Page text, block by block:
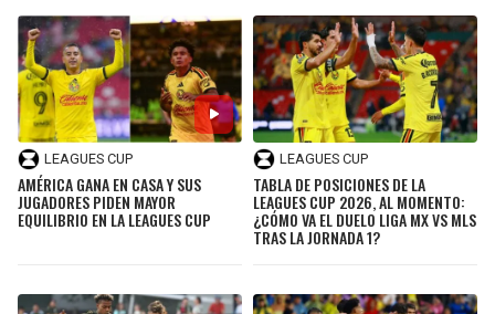
LEAGUES CUP
AMÉRICA GANA EN CASA Y SUS
JUGADORES PIDEN MAYOR
EQUILIBRIO EN LA LEAGUES CUP
LEAGUES CUP
TABLA DE POSICIONES DE LA
LEAGUES CUP 2026, AL MOMENTO:
¿CÓMO VA EL DUELO LIGA MX VS MLS
TRAS LA JORNADA 1?